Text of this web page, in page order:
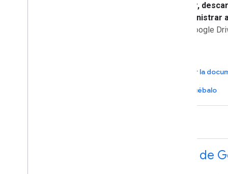
Subir,
administrar
en Google
Ver la
Pruébalo
API de